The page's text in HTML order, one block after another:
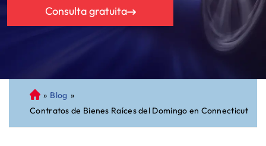
Consulta gratuita
A
bo
ga
» Blog »
Contratos de Bienes Raíces del Domingo en Connecticut